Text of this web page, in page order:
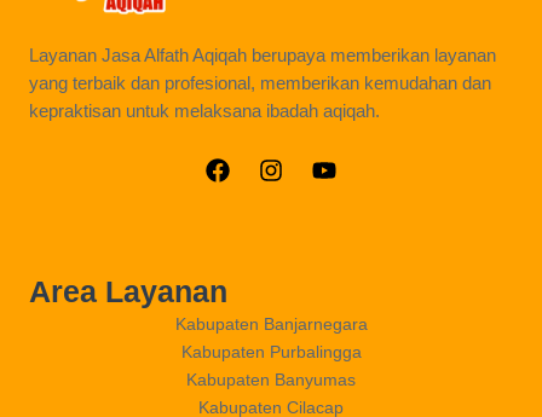
Layanan Jasa Alfath Aqiqah berupaya memberikan layanan
yang terbaik dan profesional, memberikan kemudahan dan
kepraktisan untuk melaksana ibadah aqiqah.
Area Layanan
Kabupaten Banjarnegara
Kabupaten Purbalingga
Kabupaten Banyumas
Kabupaten Cilacap